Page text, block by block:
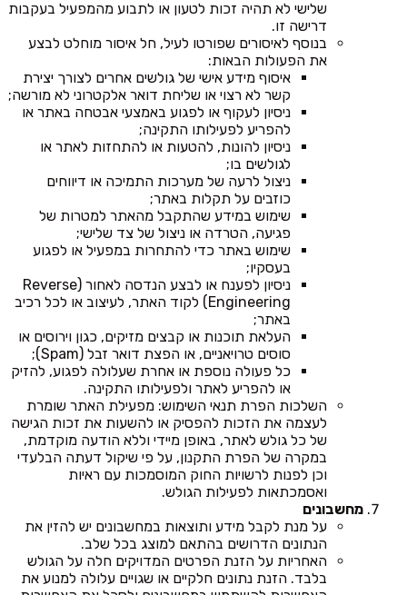
שלישי לא תהיה זכות לטעון או לתבוע מהמפעיל בעקבות
דרישה זו.
בנוסף לאיסורים שפורטו לעיל, חל איסור מוחלט לבצע
את הפעולות הבאות:
איסוף מידע אישי של גולשים אחרים לצורך יצירת
קשר לא רצוי או שליחת דואר אלקטרוני לא מורשה;
ניסיון לעקוף או לפגוע באמצעי אבטחה באתר או
להפריע לפעילותו התקינה;
ניסיון להונות, להטעות או להתחזות לאתר או
לגולשים בו;
ניצול לרעה של מערכות התמיכה או דיווחים
כוזבים על תקלות באתר;
שימוש במידע שהתקבל מהאתר למטרות של
פגיעה, הטרדה או ניצול של צד שלישי;
שימוש באתר כדי להתחרות במפעיל או לפגוע
בעסקיו;
ניסיון לפענח או לבצע הנדסה לאחור (Reverse
Engineering) לקוד האתר, לעיצוב או לכל רכיב
באתר;
העלאת תוכנות או קבצים מזיקים, כגון וירוסים או
סוסים טרויאניים, או הפצת דואר זבל (Spam);
כל פעולה נוספת או אחרת שעלולה לפגוע, להזיק
או להפריע לאתר ולפעילותו התקינה.
השלכות הפרת תנאי השימוש: מפעילת האתר שומרת
לעצמה את הזכות להפסיק או להשעות את זכות הגישה
של כל גולש לאתר, באופן מיידי וללא הודעה מוקדמת,
במקרה של הפרת התקנון, על פי שיקול דעתה הבלעדי
וכן לפנות לרשויות החוק המוסמכות עם ראיות
ואסמכתאות לפעילות הגולש.
מחשבונים
על מנת לקבל מידע ותוצאות במחשבונים יש להזין את
הנתונים הדרושים בהתאם למוצג בכל שלב.
האחריות על הזנת הפרטים המדויקים חלה על הגולש
בלבד. הזנת נתונים חלקיים או שגויים עלולה למנוע את